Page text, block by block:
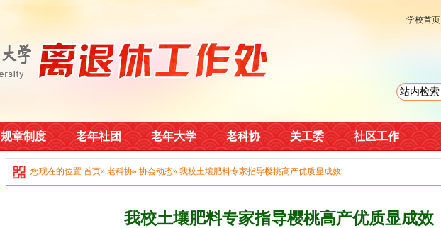
学校首页
规章制度 老年社团 老年大学 老科协 关工委 社区工作
您现在的位置 首页» 老科协» 协会动态» 我校土壤肥料专家指导樱桃高产优质显成效
我校土壤肥料专家指导樱桃高产优质显成效